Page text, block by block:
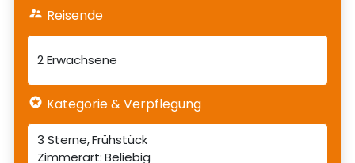
Reisende
2 Erwachsene
Kategorie & Verpflegung
3 Sterne Frühstück
Beliebig